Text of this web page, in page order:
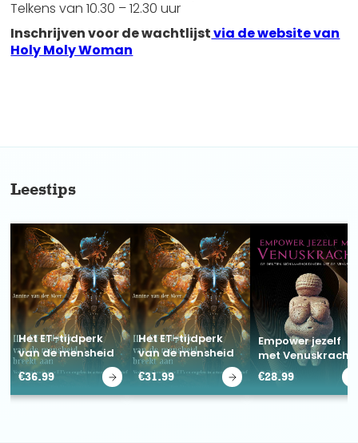
Telkens van 10.30 – 12.30 uur
Inschrijven voor de wachtlijstvia de website van
Holy Moly Woman
Leestips
Het ET-tijdperk
van de mensheid
breekt aan
€36.99
Het ET-tijdperk
van de mensheid
breekt aan
€31.99
Empower jezelf
met Venuskracht
€28.99